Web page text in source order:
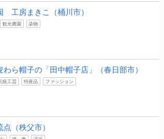
工房まきこ（桶川市）
観光農園 染物
わら帽子の「田中帽子店」（春日部市）
統工芸 特産品 ファッション
点（秩父市）